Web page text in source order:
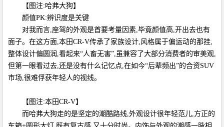
【图注:哈弗大狗】
颜值PK:辨识度是关键
对我而言,座驾的外观是首要考量因素,毕竟颜值高,开出去也有
面子。在这方面,本田CR-V传承了家族设计,风格属于偏运动的那挂,
整体设计偏圆润,看起来“人畜无害”,虽兼容了大部分消费者的审美观,
但第一眼看过去,还是没有什么记忆点,在如今“后辈频出”的合资SUV
市场,很难俘获年轻人的视线。
【图注:本田CR-V】
而哈弗大狗走的是坚定的潮酷路线,外观设计很年轻范儿,方正的